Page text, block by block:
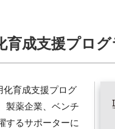
育成支援プロ
化育成支援プログ
製薬企業、ベンチ
するサポーターに